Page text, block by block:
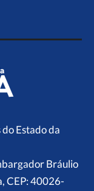
Estado da
Bráulio
CEP: 40026-